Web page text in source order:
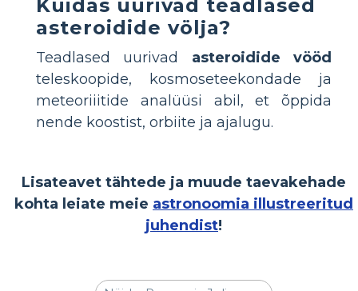
Kuidas uurivad teadlased
asteroidide völja?
Teadlased uurivad asteroidide vööd
teleskoopide, kosmoseteekondade ja
meteoriiitide analüüsi abil, et õppida
nende koostist, orbiite ja ajalugu.
Lisateavet tähtede ja muude taevakehade
kohta leiate meie astronoomia illustreeritud
juhendist!